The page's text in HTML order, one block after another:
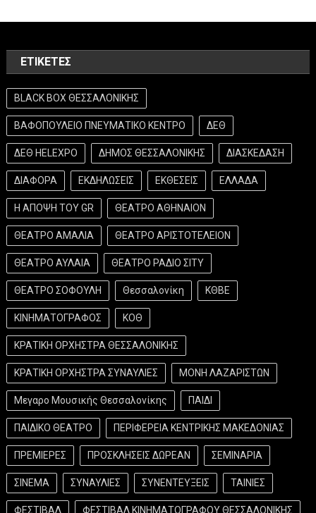
ΕΤΙΚΈΤΕΣ
BLACK BOX ΘΕΣΣΑΛΟΝΙΚΗΣ
ΒΑΦΟΠΟΥΛΕΙΟ ΠΝΕΥΜΑΤΙΚΟ ΚΕΝΤΡΟ ΔΕΘ
ΔΕΘ HELEXPO ΔΗΜΟΣ ΘΕΣΣΑΛΟΝΙΚΗΣ ΔΙΑΣΚΕΔΑΣΗ
ΔΙΑΦΟΡΑ ΕΚΔΗΛΩΣΕΙΣ ΕΚΘΕΣΕΙΣ ΕΛΛΑΔΑ
Η ΑΠΟΨΗ ΤΟΥ GR ΘΕΑΤΡΟ ΑΘΗΝΑΙΟΝ
ΘΕΑΤΡΟ ΑΜΑΛΙΑ ΘΕΑΤΡΟ ΑΡΙΣΤΟΤΕΛΕΙΟΝ
ΘΕΑΤΡΟ ΑΥΛΑΙΑ ΘΕΑΤΡΟ ΡΑΔΙΟ ΣΙΤΥ
ΘΕΑΤΡΟ ΣΟΦΟΥΛΗ Θεσσαλονίκη ΚΘΒΕ
ΚΙΝΗΜΑΤΟΓΡΑΦΟΣ ΚΟΘ
ΚΡΑΤΙΚΗ ΟΡΧΗΣΤΡΑ ΘΕΣΣΑΛΟΝΙΚΗΣ
ΚΡΑΤΙΚΗ ΟΡΧΗΣΤΡΑ ΣΥΝΑΥΛΙΕΣ ΜΟΝΗ ΛΑΖΑΡΙΣΤΩΝ
Μεγαρο Μουσικής Θεσσαλονίκης ΠΑΙΔΙ
ΠΑΙΔΙΚΟ ΘΕΑΤΡΟ ΠΕΡΙΦΕΡΕΙΑ ΚΕΝΤΡΙΚΗΣ ΜΑΚΕΔΟΝΙΑΣ
ΠΡΕΜΙΕΡΕΣ ΠΡΟΣΚΛΗΣΕΙΣ ΔΩΡΕΑΝ ΣΕΜΙΝΑΡΙΑ
ΣΙΝΕΜΑ ΣΥΝΑΥΛΙΕΣ ΣΥΝΕΝΤΕΥΞΕΙΣ ΤΑΙΝΙΕΣ
ΦΕΣΤΙΒΑΛ ΦΕΣΤΙΒΑΛ ΚΙΝΗΜΑΤΟΓΡΑΦΟΥ ΘΕΣΣΑΛΟΝΙΚΗΣ